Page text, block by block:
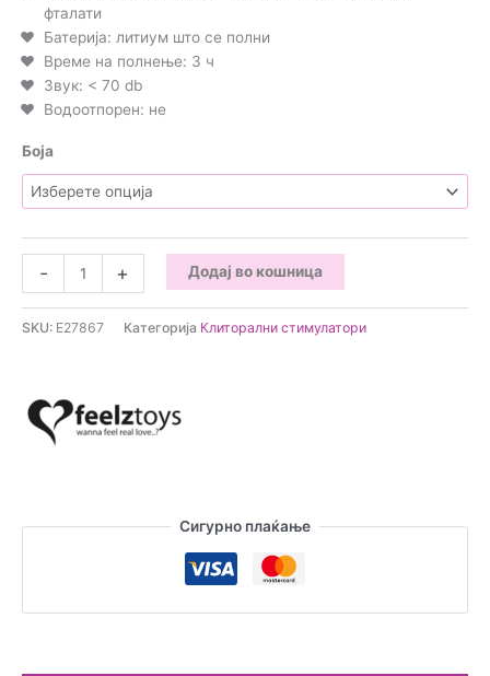
фталати
Батерија: литиум што се полни
Време на полнење: 3 ч
Звук: < 70 db
Водоотпорен: не
Боја
-
Feelztoys
-
Clitella
Орален
количина
+ Додај во кошница
SKU: E27867 Категорија Клиторални стимулатори
Сигурно плаќање